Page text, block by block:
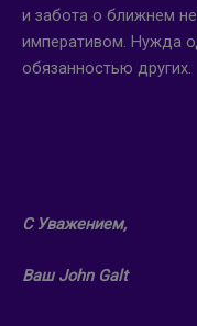
и забота о ближнем
императивом. Нужда
обязанностью других.
С Уважением,
Ваш John Galt